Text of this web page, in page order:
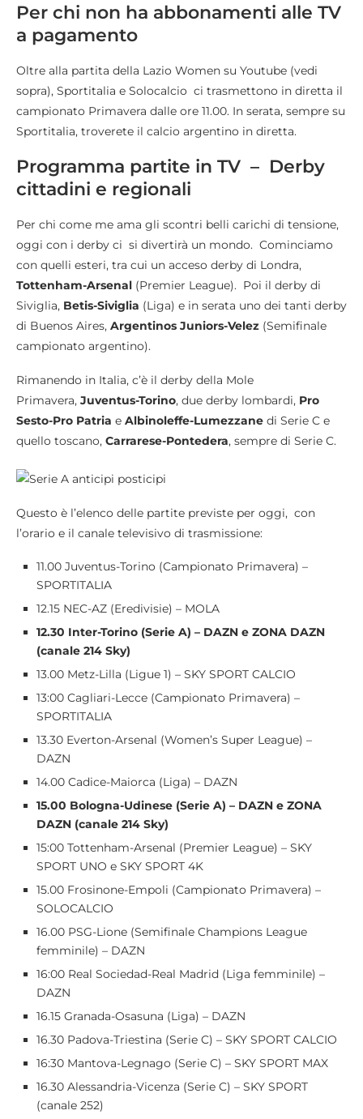
Per chi non ha abbonamenti alle TV
a pagamento
Oltre alla partita della Lazio Women su Youtube (vedi
sopra), Sportitalia e Solocalcio ci trasmettono in diretta il
campionato Primavera dalle ore 11.00. In serata, sempre su
Sportitalia, troverete il calcio argentino in diretta.
Programma partite in TV – Derby
cittadini e regionali
Per chi come me ama gli scontri belli carichi di tensione,
oggi con i derby ci si divertirà un mondo. Cominciamo
con quelli esteri, tra cui un acceso derby di Londra,
Tottenham-Arsenal (Premier League). Poi il derby di
Siviglia, Betis-Siviglia (Liga) e in serata uno dei tanti derby
di Buenos Aires, Argentinos Juniors-Velez (Semifinale
campionato argentino).
Rimanendo in Italia, c’è il derby della Mole
Primavera, Juventus-Torino, due derby lombardi, Pro
Sesto-Pro Patria e Albinoleffe-Lumezzane di Serie C e
quello toscano, Carrarese-Pontedera, sempre di Serie C.
Questo è l’elenco delle partite previste per oggi, con
l’orario e il canale televisivo di trasmissione:
11.00 Juventus-Torino (Campionato Primavera) –
SPORTITALIA
12.15 NEC-AZ (Eredivisie) – MOLA
12.30 Inter-Torino (Serie A) – DAZN e ZONA DAZN
(canale 214 Sky)
13.00 Metz-Lilla (Ligue 1) – SKY SPORT CALCIO
13:00 Cagliari-Lecce (Campionato Primavera) –
SPORTITALIA
13.30 Everton-Arsenal (Women’s Super League) –
DAZN
14.00 Cadice-Maiorca (Liga) – DAZN
15.00 Bologna-Udinese (Serie A) – DAZN e ZONA
DAZN (canale 214 Sky)
15:00 Tottenham-Arsenal (Premier League) – SKY
SPORT UNO e SKY SPORT 4K
15.00 Frosinone-Empoli (Campionato Primavera) –
SOLOCALCIO
16.00 PSG-Lione (Semifinale Champions League
femminile) – DAZN
16:00 Real Sociedad-Real Madrid (Liga femminile) –
DAZN
16.15 Granada-Osasuna (Liga) – DAZN
16.30 Padova-Triestina (Serie C) – SKY SPORT CALCIO
16:30 Mantova-Legnago (Serie C) – SKY SPORT MAX
16.30 Alessandria-Vicenza (Serie C) – SKY SPORT
(canale 252)